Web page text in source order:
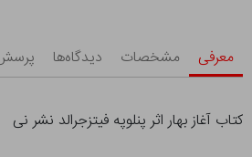
معرفی مشخصات دیدگاه‌ها
کتاب آغاز بهار اثر پنلوپه فیتزجرالد نشر نی